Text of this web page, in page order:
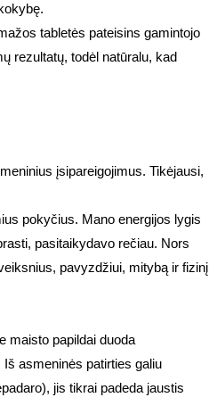
tabletės pateisins gamintojo
rezultatų, todėl natūralu, kad
įsipareigojimus. Tikėjausi,
pokyčius. Mano energijos lygis
pasitaikydavo rečiau. Nors
pavyzdžiui, mitybą ir fizinį
maisto papildai duoda
asmeninės patirties galiu
jis tikrai padeda jaustis